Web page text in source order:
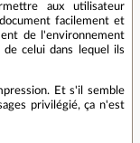
aux utilisateur
facilement et
de l'environnement
celui dans lequel ils
Et s'il semble
privilégié, ça n'est